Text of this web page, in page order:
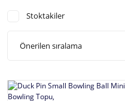
Stoktakiler